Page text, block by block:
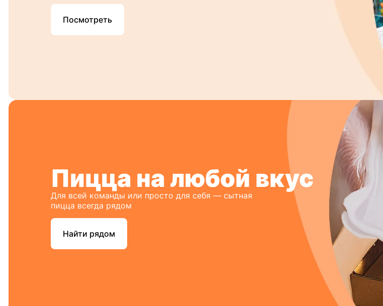
Посмотреть
Пицца на любой вкус
Для всей команды или просто для себя — сытная
пицца всегда рядом
Найти рядом